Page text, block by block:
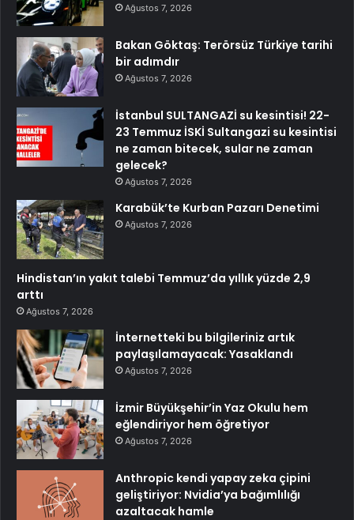
Ağustos 7, 2026
Bakan Göktaş: Terörsüz Türkiye tarihi
bir adımdır
Ağustos 7, 2026
İstanbul SULTANGAZİ su kesintisi! 22-
23 Temmuz İSKİ Sultangazi su kesintisi
ne zaman bitecek, sular ne zaman
gelecek?
Ağustos 7, 2026
Karabük’te Kurban Pazarı Denetimi
Ağustos 7, 2026
Hindistan’ın yakıt talebi Temmuz’da yıllık yüzde 2,9
arttı
Ağustos 7, 2026
İnternetteki bu bilgileriniz artık
paylaşılamayacak: Yasaklandı
Ağustos 7, 2026
İzmir Büyükşehir’in Yaz Okulu hem
eğlendiriyor hem öğretiyor
Ağustos 7, 2026
Anthropic kendi yapay zeka çipini
geliştiriyor: Nvidia’ya bağımlılığı
azaltacak hamle